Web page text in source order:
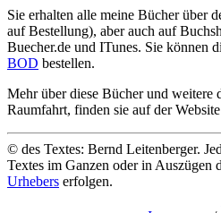
Sie erhalten alle meine Bücher über
auf Bestellung), aber auch auf
Buecher.de und ITunes. Sie können
BOD bestellen.
Mehr über diese Bücher und weitere
Raumfahrt, finden sie auf der Website
© des Textes: Bernd Leitenberger.
Textes im Ganzen oder in Auszügen
Urhebers erfolgen.